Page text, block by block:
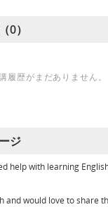
0）
履歴がまだありません。
ジ
help with learning
and would love to share